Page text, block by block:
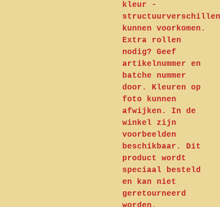
kleur -
structuurverschillen
kunnen voorkomen.
Extra rollen
nodig? Geef
artikelnummer en
batche nummer
door. Kleuren op
foto kunnen
afwijken. In de
winkel zijn
voorbeelden
beschikbaar. Dit
product wordt
speciaal besteld
en kan niet
geretourneerd